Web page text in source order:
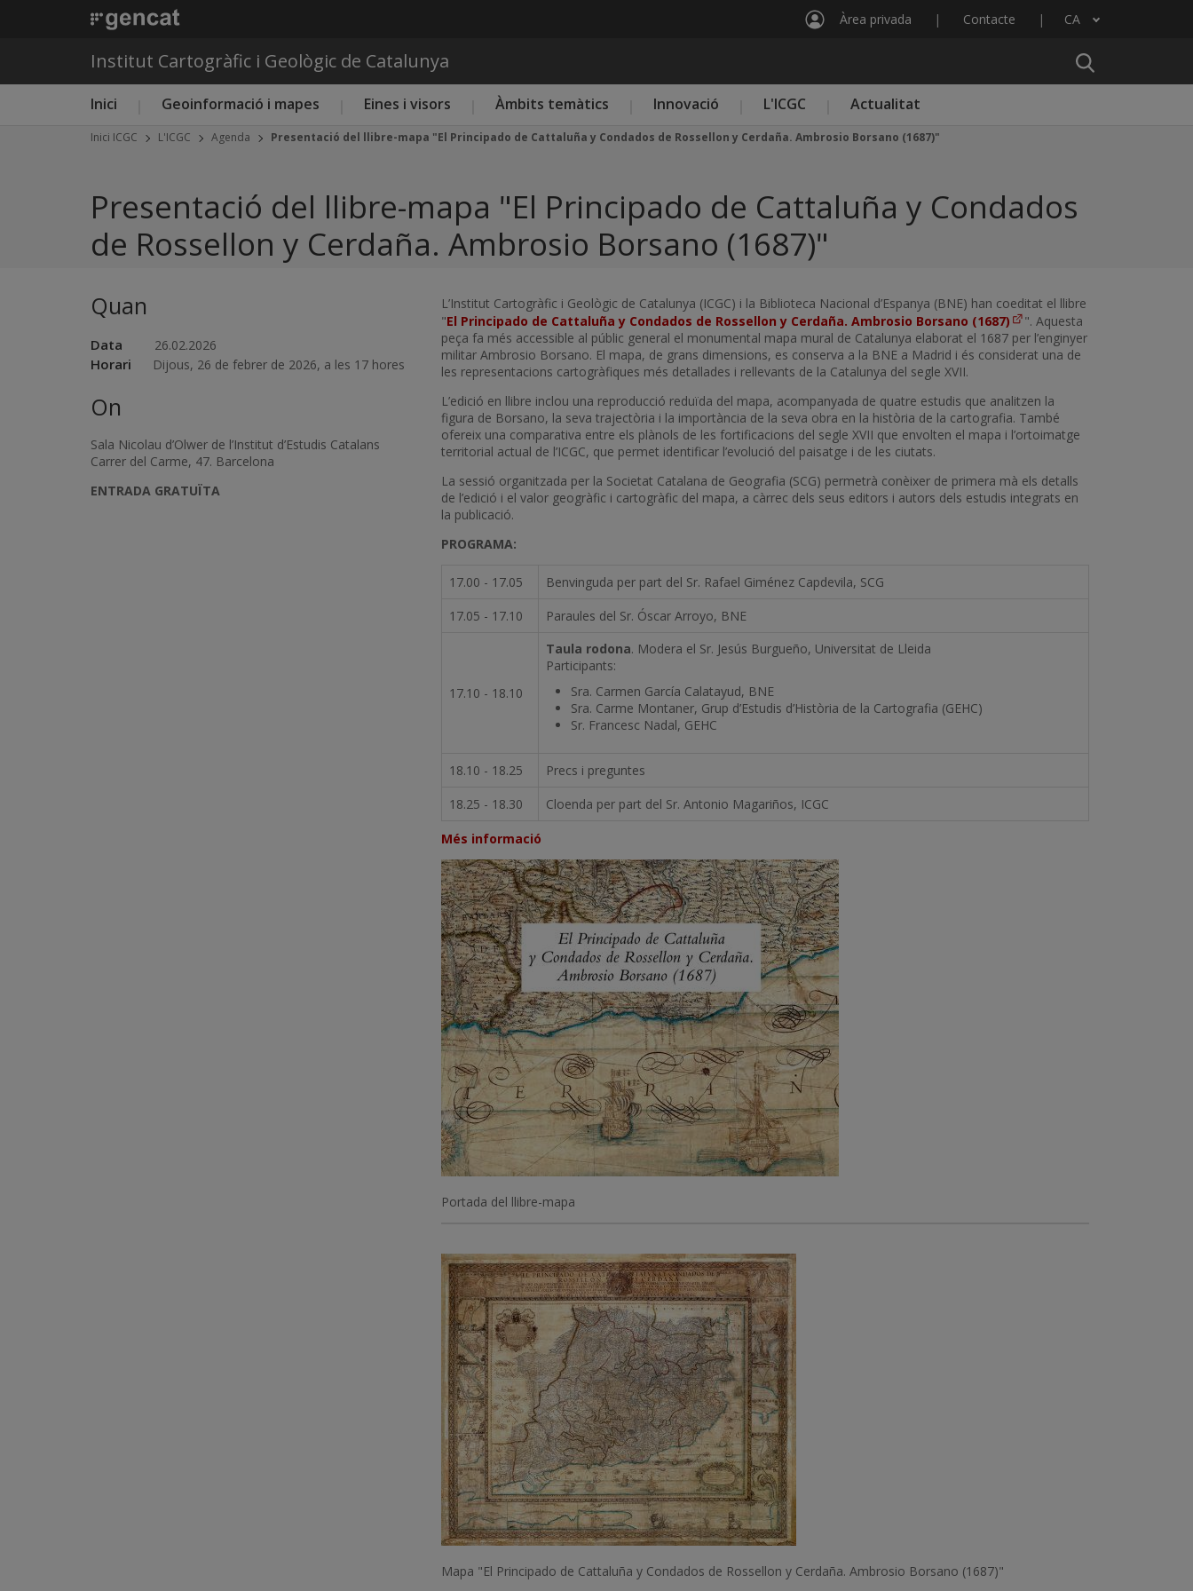
Àrea privada Contacte CA
Llista les accions addicionals
Institut Cartogràfic i Geològic de Catalunya
Menú principal ICGC
Inici Geoinformació i mapes Eines i visors Àmbits temàtics Innovació L'ICGC Actualitat
Inici ICGC L'ICGC Agenda Presentació del llibre-mapa "El Principado de Cattaluña y Condados de Rossellon y Cerdaña. Ambrosio Borsano (1687)"
Presentació del llibre-mapa "El Principado de Cattaluña y Condados
de Rossellon y Cerdaña. Ambrosio Borsano (1687)"
Quan
Data 26.02.2026
Horari Dijous, 26 de febrer de 2026, a les 17 hores
On
Sala Nicolau d’Olwer de l’Institut d’Estudis Catalans
Carrer del Carme, 47. Barcelona
ENTRADA GRATUÏTA
L’Institut Cartogràfic i Geològic de Catalunya (ICGC) i la Biblioteca Nacional d’Espanya (BNE) han coeditat el llibre
"El Principado de Cattaluña y Condados de Rossellon y Cerdaña. Ambrosio Borsano (1687)
". Aquesta
peça fa més accessible al públic general el monumental mapa mural de Catalunya elaborat el 1687 per l’enginyer
militar Ambrosio Borsano. El mapa, de grans dimensions, es conserva a la BNE a Madrid i és considerat una de
les representacions cartogràfiques més detallades i rellevants de la Catalunya del segle XVII.
L’edició en llibre inclou una reproducció reduïda del mapa, acompanyada de quatre estudis que analitzen la
figura de Borsano, la seva trajectòria i la importància de la seva obra en la història de la cartografia. També
ofereix una comparativa entre els plànols de les fortificacions del segle XVII que envolten el mapa i l’ortoimatge
territorial actual de l’ICGC, que permet identificar l’evolució del paisatge i de les ciutats.
La sessió organitzada per la Societat Catalana de Geografia (SCG) permetrà conèixer de primera mà els detalls
de l’edició i el valor geogràfic i cartogràfic del mapa, a càrrec dels seus editors i autors dels estudis integrats en
la publicació.
PROGRAMA:
17.00 - 17.05
Benvinguda per part del Sr. Rafael Giménez Capdevila, SCG
17.05 - 17.10
Paraules del Sr. Óscar Arroyo, BNE
17.10 - 18.10
Taula rodona. Modera el Sr. Jesús Burgueño, Universitat de Lleida
Participants:
Sra. Carmen García Calatayud, BNE
Sra. Carme Montaner, Grup d’Estudis d’Història de la Cartografia (GEHC)
Sr. Francesc Nadal, GEHC
18.10 - 18.25
Precs i preguntes
18.25 - 18.30
Cloenda per part del Sr. Antonio Magariños, ICGC
Més informació
Imatge
Portada del llibre-mapa
Imatge
Mapa "El Principado de Cattaluña y Condados de Rossellon y Cerdaña. Ambrosio Borsano (1687)"